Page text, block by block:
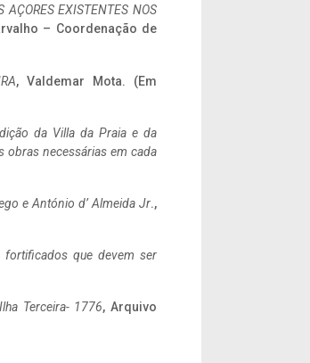
AÇORES EXISTENTES NOS
– Coordenação de
, Valdemar Mota. (Em
da Villa da Praia e da
obras necessárias em cada
e António d’ Almeida Jr.,
que devem ser
Terceira- 1776, Arquivo